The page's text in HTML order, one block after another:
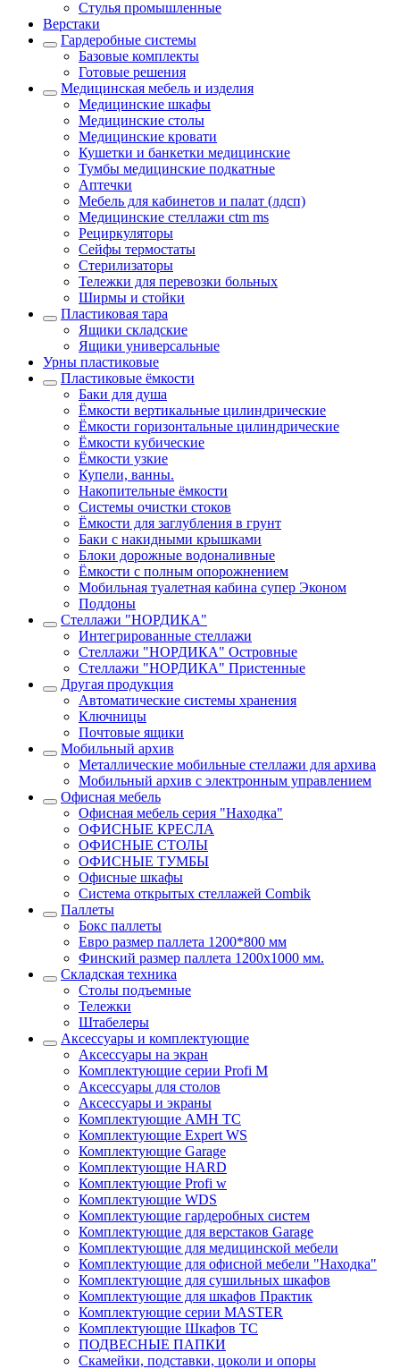
Стулья промышленные
Верстаки
Гардеробные системы
Базовые комплекты
Готовые решения
Медицинская мебель и изделия
Медицинские шкафы
Медицинские столы
Медицинские кровати
Кушетки и банкетки медицинские
Тумбы медицинские подкатные
Аптечки
Мебель для кабинетов и палат (лдсп)
Медицинские стеллажи ctm ms
Рециркуляторы
Сейфы термостаты
Стерилизаторы
Тележки для перевозки больных
Ширмы и стойки
Пластиковая тара
Ящики складские
Ящики универсальные
Урны пластиковые
Пластиковые ёмкости
Баки для душа
Ёмкости вертикальные цилиндрические
Ёмкости горизонтальные цилиндрические
Ёмкости кубические
Ёмкости узкие
Купели, ванны.
Накопительные ёмкости
Системы очистки стоков
Ёмкости для заглубления в грунт
Баки с накидными крышками
Блоки дорожные водоналивные
Ёмкости с полным опорожнением
Мобильная туалетная кабина супер Эконом
Поддоны
Стеллажи "НОРДИКА"
Интегрированные стеллажи
Стеллажи "НОРДИКА" Островные
Стеллажи "НОРДИКА" Пристенные
Другая продукция
Автоматические системы хранения
Ключницы
Почтовые ящики
Мобильный архив
Металлические мобильные стеллажи для архива
Мобильный архив с электронным управлением
Офисная мебель
Офисная мебель серия "Находка"
ОФИСНЫЕ КРЕСЛА
ОФИСНЫЕ СТОЛЫ
ОФИСНЫЕ ТУМБЫ
Офисные шкафы
Система открытых стеллажей Combik
Паллеты
Бокс паллеты
Евро размер паллета 1200*800 мм
Финский размер паллета 1200х1000 мм.
Складская техника
Столы подъемные
Тележки
Штабелеры
Аксессуары и комплектующие
Аксессуары на экран
Комплектующие серии Profi M
Аксессуары для столов
Аксессуары и экраны
Комплектующие AMH TC
Комплектующие Expert WS
Комплектующие Garage
Комплектующие HARD
Комплектующие Profi w
Комплектующие WDS
Комплектующие гардеробных систем
Комплектующие для верстаков Garage
Комплектующие для медицинской мебели
Комплектующие для офисной мебели "Находка"
Комплектующие для сушильных шкафов
Комплектующие для шкафов Практик
Комплектующие серии MASTER
Комплектующие Шкафов ТС
ПОДВЕСНЫЕ ПАПКИ
Скамейки, подставки, цоколи и опоры